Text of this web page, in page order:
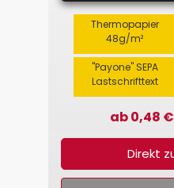
Thermopapier
48g/m²
"Payone" SEPA
Lastschrifttext
ab 0,48
Direkt